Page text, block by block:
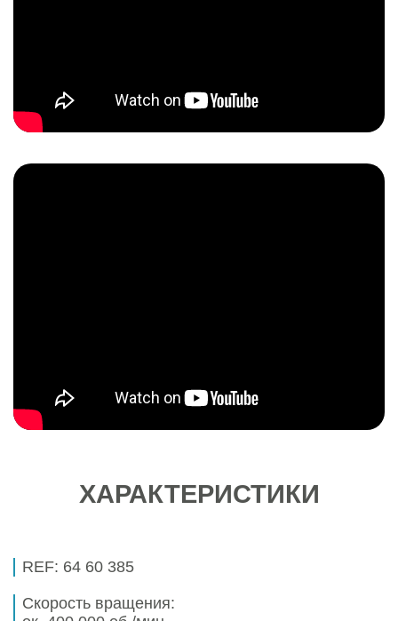
ХАРАКТЕРИСТИКИ
REF: 64 60 385
Скорость вращения: